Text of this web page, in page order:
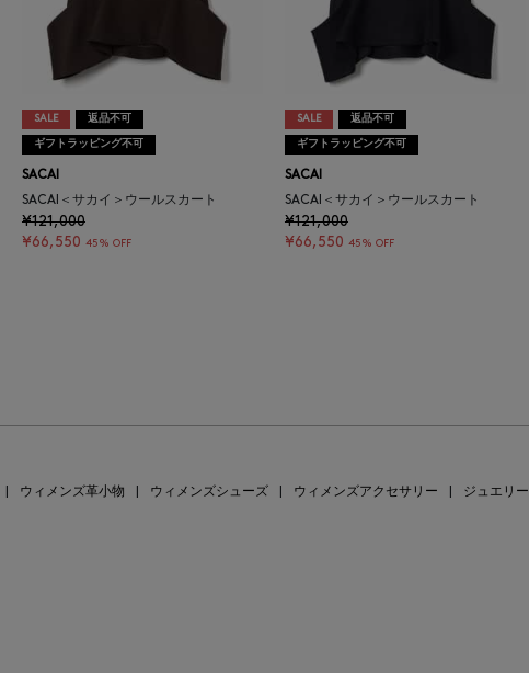
SALE 返品不可
ギフトラッピング不可
SACAI
SACAI＜サカイ＞ウールスカート
¥121,000
¥66,550 45% OFF
SALE 返品不可
ギフトラッピング不可
SACAI
SACAI＜サカイ＞ウールスカート
¥121,000
¥66,550 45% OFF
ウィメンズ革小物 ウィメンズシューズ ウィメンズアクセサリー ジュエリー